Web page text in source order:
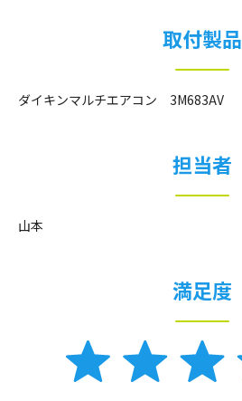
取付製品
ダイキンマルチエアコン 3M683AV
担当者
山本
満足度